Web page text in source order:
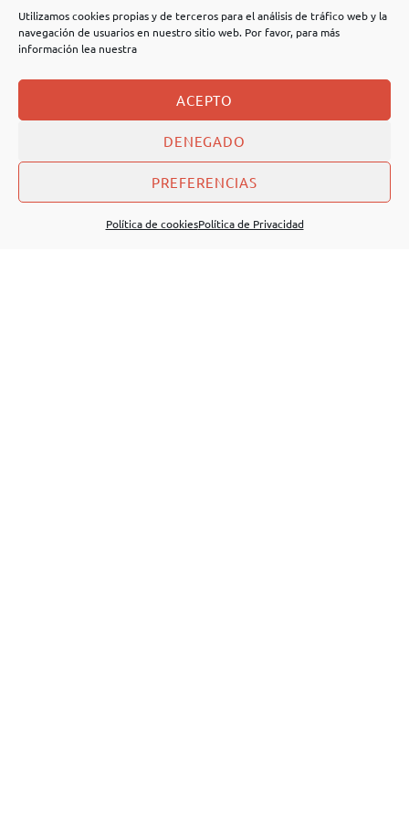
Utilizamos cookies propias y de terceros para el análisis de tráfico web y la
navegación de usuarios en nuestro sitio web. Por favor, para más
información lea nuestra
ACEPTO
DENEGADO
PREFERENCIAS
Política de cookiesPolítica de Privacidad